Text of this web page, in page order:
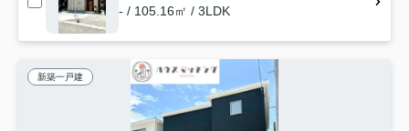
- / 105.16㎡ / 3LDK
新築一戸建